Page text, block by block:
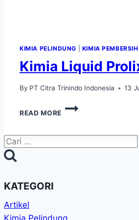
KIMIA PELINDUNG KIMIA PEMBERSIH
Kimia Liquid
By PT Citra Trinindo Indonesia 13
READ MORE
KIMIA
CHEMICAL
Cari
untuk:
KATEGORI
Artikel
Kimia Pelindung